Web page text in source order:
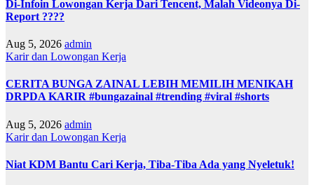
Di-Infoin Lowongan Kerja Dari Tencent, Malah Videonya Di-
Report ????
Aug 5, 2026 admin
Karir dan Lowongan Kerja
CERITA BUNGA ZAINAL LEBIH MEMILIH MENIKAH
DRPDA KARIR #bungazainal #trending #viral #shorts
Aug 5, 2026 admin
Karir dan Lowongan Kerja
Niat KDM Bantu Cari Kerja, Tiba-Tiba Ada yang Nyeletuk!